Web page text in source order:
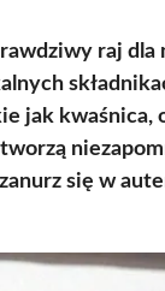
raj
jak kwaśnica,
się w